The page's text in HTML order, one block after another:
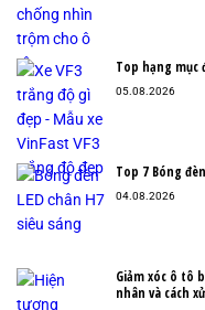
Top hạng mục
05.08.2026
Top 7 Bóng
04.08.2026
Giảm xóc ô tô
nhân và cách